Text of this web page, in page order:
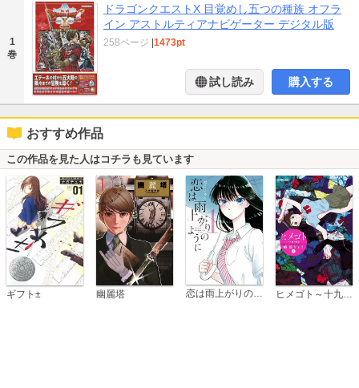
1
巻
ドラゴンクエストX 目覚めし五つの種族 オフラ
イン アストルティアナビゲーター デジタル版
258ページ 1473pt
試し読み 購入する
おすすめ作品
この作品を見た人はコチラも見ています
ギフト± 幽麗塔 恋は雨上がりのように